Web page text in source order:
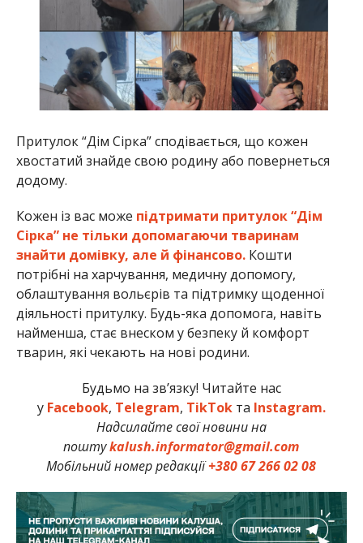
Притулок “Дім Сірка” сподівається, що кожен
хвостатий знайде свою родину або повернеться
додому.
Кожен із вас може підтримати притулок “Дім
Сірка” не тільки допомагаючи тваринам
знайти домівку, але й фінансово.Кошти
потрібні на харчування, медичну допомогу,
облаштування вольєрів та підтримку щоденної
діяльності притулку. Будь-яка допомога, навіть
найменша, стає внеском у безпеку й комфорт
тварин, які чекають на нові родини.
Будьмо на зв’язку! Читайте нас
у Facebook, Telegram, TikTokта Instagram.
Надсилайте свої новини на
поштуkalush.informator@gmail.com
Мобільний номер редакції+380 67 266 02 08